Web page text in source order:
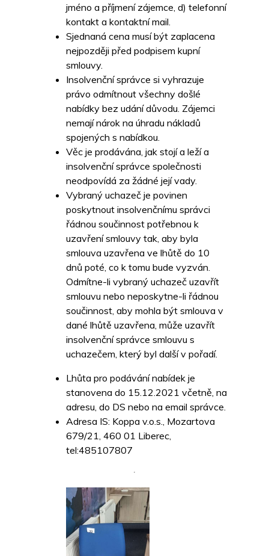
jméno a příjmení zájemce, d) telefonní
kontakt a kontaktní mail.
Sjednaná cena musí být zaplacena
nejpozději před podpisem kupní
smlouvy.
Insolvenční správce si vyhrazuje
právo odmítnout všechny došlé
nabídky bez udání důvodu. Zájemci
nemají nárok na úhradu nákladů
spojených s nabídkou.
Věc je prodávána, jak stojí a leží a
insolvenční správce společnosti
neodpovídá za žádné její vady.
Vybraný uchazeč je povinen
poskytnout insolvenčnímu správci
řádnou součinnost potřebnou k
uzavření smlouvy tak, aby byla
smlouva uzavřena ve lhůtě do 10
dnů poté, co k tomu bude vyzván.
Odmítne-li vybraný uchazeč uzavřít
smlouvu nebo neposkytne-li řádnou
součinnost, aby mohla být smlouva v
dané lhůtě uzavřena, může uzavřít
insolvenční správce smlouvu s
uchazečem, který byl další v pořadí.
Lhůta pro podávání nabídek je
stanovena do 15.12.2021 včetně, na
adresu, do DS nebo na email správce.
Adresa IS: Koppa v.o.s., Mozartova
679/21, 460 01 Liberec,
tel:485107807